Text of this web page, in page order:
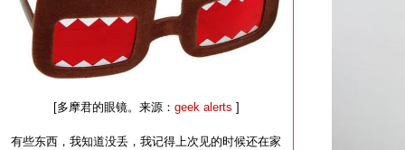
[多摩君的眼镜。来源： geek alerts ]
有些东西，我知道没丢，我记得上次见的时候还在家